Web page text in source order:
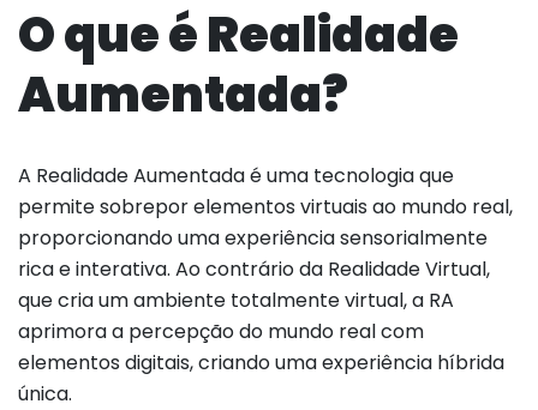
O que é Realidade
Aumentada?
A Realidade Aumentada é uma tecnologia que
permite sobrepor elementos virtuais ao mundo real,
proporcionando uma experiência sensorialmente
rica e interativa. Ao contrário da Realidade Virtual,
que cria um ambiente totalmente virtual, a RA
aprimora a percepção do mundo real com
elementos digitais, criando uma experiência híbrida
única.